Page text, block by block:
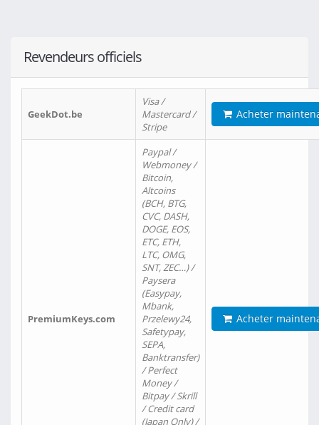
Revendeurs officiels
GeekDot.be
Visa /
Mastercard /
Stripe
Acheter
PremiumKeys.com
Paypal /
Webmoney /
Bitcoin,
Altcoins
(BCH, BTG,
CVC, DASH,
DOGE, EOS,
ETC, ETH,
LTC, OMG,
SNT, ZEC…) /
Paysera
(Easypay,
Mbank,
Przelewy24,
Safetypay,
SEPA,
Banktransfer)
/ Perfect
Money /
Bitpay / Skrill
/ Credit card
(Japan Only) /
Acheter